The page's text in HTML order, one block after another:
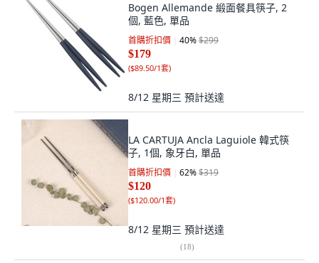
Bogen Allemande 緞面餐具筷子, 2
個, 藍色, 單品
首購折扣價 40%$299
$179
($89.50/1套)
8/12 星期三 預計送達
LA CARTUJA Ancla Laguiole 韓式筷
子, 1個, 象牙白, 單品
首購折扣價 62%$319
$120
($120.00/1套)
8/12 星期三 預計送達
(18)